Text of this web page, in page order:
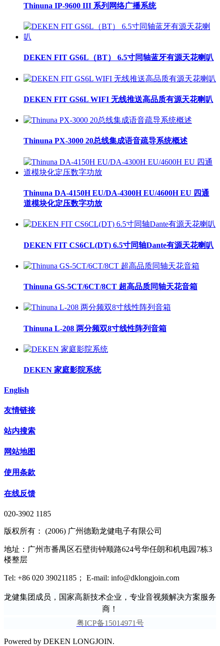
Thinuna IP-9600 III 系列网络广播系统
DEKEN FIT GS6L（BT） 6.5寸同轴蓝牙有源天花喇叭
DEKEN FIT GS6L WIFI 无线推送高品质有源天花喇叭
Thinuna PX-3000 20总线集成语音疏导系统概述
Thinuna DA-4150H EU/DA-4300H EU/4600H EU 四通
道模块化定压数字功放
DEKEN FIT CS6CL(DT) 6.5寸同轴Dante有源天花喇叭
Thinuna GS-5CT/6CT/8CT 超高品质同轴天花音箱
Thinuna L-208 两分频双8寸线性阵列音箱
DEKEN 家庭影院系统
English
友情链接
站内搜索
网站地图
使用条款
在线反馈
020-3902 1185
版权所有： (2006) 广州德勤龙健电子有限公司
地址：广州市番禺区石壁街钟顺路624号华任朗和机电园7栋3
楼整层
Tel: +86 020 39021185； E-mail: info@dklongjoin.com
龙健集团成员，国家高新技术企业，专业音视频解决方案服务
商！
粤ICP备15014971号
Powered by DEKEN LONGJOIN.